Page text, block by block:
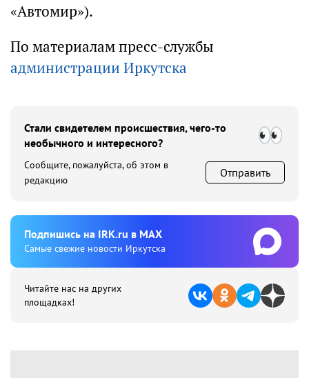
«Автомир»).
По материалам пресс-службы
администрации Иркутска
Стали свидетелем происшествия, чего-то
необычного и интересного?
Сообщите, пожалуйста, об этом в
редакцию
Отправить
Подпишиcь на IRK.ru в MAX
Cамые свежие новости Иркутска
Читайте нас на других
площадках!